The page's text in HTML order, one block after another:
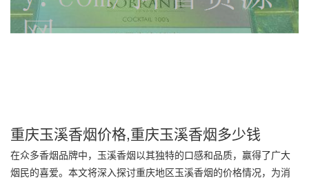
重庆玉溪香烟价格,重庆玉溪香烟多少钱
在众多香烟品牌中，玉溪香烟以其独特的口感和品质，赢得了广大
烟民的喜爱。本文将深入探讨重庆地区玉溪香烟的价格情况，为消